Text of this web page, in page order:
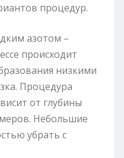
процедур.
азотом –
происходит
низкими
Процедура
от глубины
Небольшие
убрать с